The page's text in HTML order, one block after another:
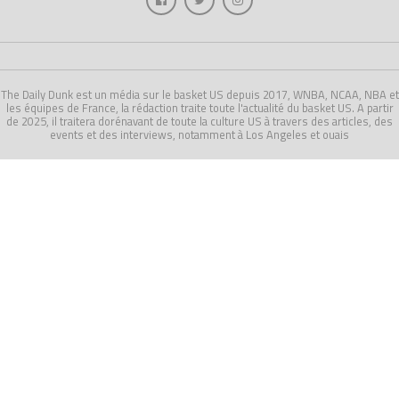
The Daily Dunk est un média sur le basket US depuis 2017, WNBA, NCAA, NBA et
les équipes de France, la rédaction traite toute l'actualité du basket US. A partir
de 2025, il traitera dorénavant de toute la culture US à travers des articles, des
events et des interviews, notamment à Los Angeles et ouais